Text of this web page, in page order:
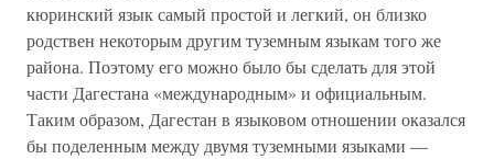
кюринский язык самый простой и легкий, он близко
родствен некоторым другим туземным языкам того же
района. Поэтому его можно было бы сделать для этой
части Дагестана «международным» и официальным.
Таким образом, Дагестан в языковом отношении оказался
бы поделенным между двумя туземными языками —